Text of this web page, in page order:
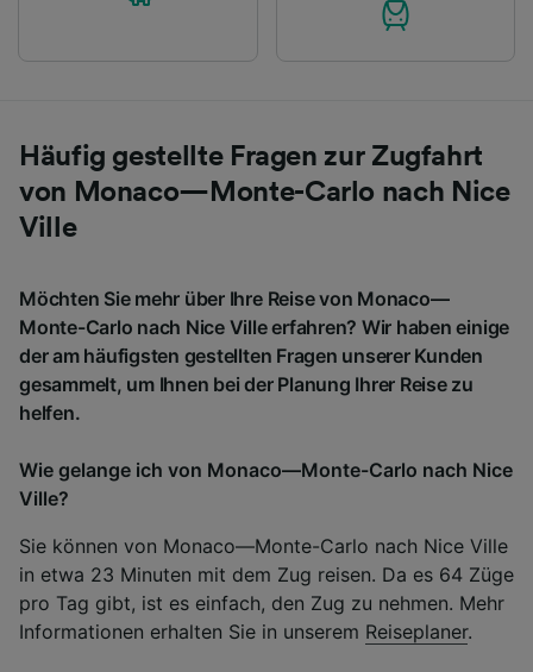
Häufig gestellte Fragen zur Zugfahrt
von Monaco—Monte-Carlo nach Nice
Ville
Möchten Sie mehr über Ihre Reise von Monaco—
Monte-Carlo nach Nice Ville erfahren? Wir haben einige
der am häufigsten gestellten Fragen unserer Kunden
gesammelt, um Ihnen bei der Planung Ihrer Reise zu
helfen.
Wie gelange ich von Monaco—Monte-Carlo nach Nice
Ville?
Sie können von Monaco—Monte-Carlo nach Nice Ville
in etwa 23 Minuten mit dem Zug reisen. Da es 64 Züge
pro Tag gibt, ist es einfach, den Zug zu nehmen. Mehr
Informationen erhalten Sie in unserem Reiseplaner.